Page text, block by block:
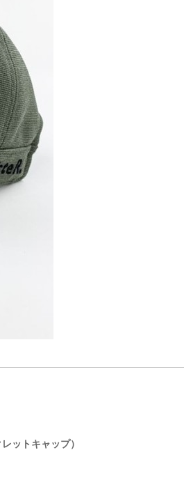
ットキャップ）